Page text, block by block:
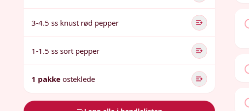
3-4.5 ss knust rød pepper
1-1.5 ss sort pepper
1 pakke osteklede